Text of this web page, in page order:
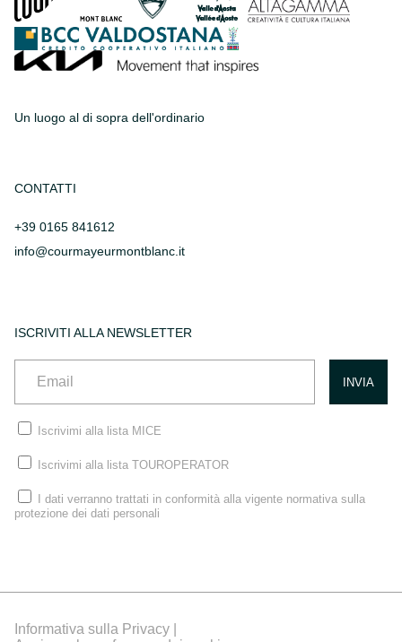
Un luogo al di sopra dell'ordinario
CONTATTI
+39 0165 841612
info@courmayeurmontblanc.it
ISCRIVITI ALLA NEWSLETTER
Iscrivimi alla lista MICE
Iscrivimi alla lista TOUROPERATOR
I dati verranno trattati in conformità alla vigente normativa sulla
protezione dei dati personali
Informativa sulla Privacy |